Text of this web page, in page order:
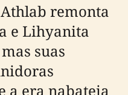
remonta
e Lihyanita
suas
a era nabateia